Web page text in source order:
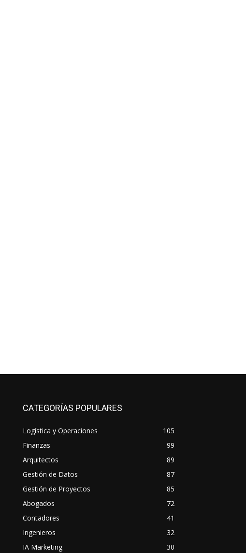
CATEGORÍAS POPULARES
Logística y Operaciones
105
Finanzas
99
Arquitectos
89
Gestión de Datos
87
Gestión de Proyectos
85
Abogados
72
Contadores
41
Ingenieros
32
IA Marketing
30